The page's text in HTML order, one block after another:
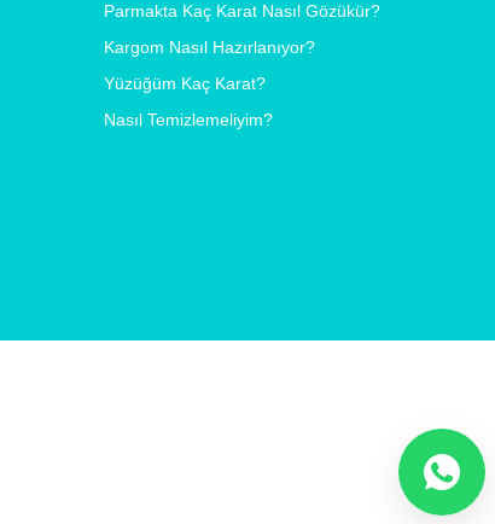
Parmakta Kaç Karat Nasıl Gözükür?
Kargom Nasıl Hazırlanıyor?
Yüzüğüm Kaç Karat?
Nasıl Temizlemeliyim?